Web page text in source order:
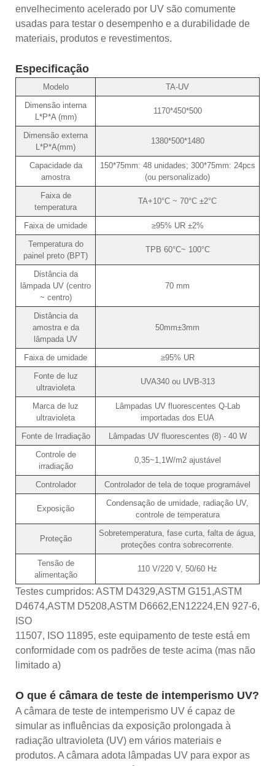
envelhecimento acelerado por UV são comumente
usadas para testar o desempenho e a durabilidade de
materiais, produtos e revestimentos.
Especificação
Modelo
TA-UV
Dimensão interna
L*P*A (mm)
1170*450*500
Dimensão externa
L*P*A(mm)
1380*500*1480
Capacidade da
amostra
150*75mm: 48 unidades; 300*75mm: 24pcs
(ou personalizado)
Faixa de
temperatura
TA+10°C ~ 70°C ±2°C
Faixa de umidade
≥95% UR ±2%
Temperatura do
painel preto (BPT)
TPB 60°C~ 100°C
Distância da
lâmpada UV (centro
~ centro)
70 mm
Distância da
amostra e da
lâmpada UV
50mm±3mm
Faixa de umidade
≥95% UR
Fonte de luz
ultravioleta
UVA340 ou UVB-313
Marca de luz
ultravioleta
Lâmpadas UV fluorescentes Q-Lab
importadas dos EUA
Fonte de Irradiação
Lâmpadas UV fluorescentes (8) - 40 W
Controle de
irradiação
0,35~1,1W/m2 ajustável
Controlador Controlador de tela de toque programável
Exposição
Condensação de umidade, radiação UV,
controle de temperatura
Proteção
Sobretemperatura, fase curta, falta de água,
proteções contra sobrecorrente.
Tensão de
alimentação
110 V/220 V, 50/60 Hz
Testes cumpridos: ASTM D4329,ASTM G151,ASTM
D4674,ASTM D5208,ASTM D6662,EN12224,EN 927-6,
ISO
11507, ISO 11895, este equipamento de teste está em
conformidade com os padrões de teste acima (mas não
limitado a)
O que é câmara de teste de intemperismo UV?
A câmara de teste de intemperismo UV é capaz de
simular as influências da exposição prolongada à
radiação ultravioleta (UV) em vários materiais e
produtos. A câmara adota lâmpadas UV para expor as